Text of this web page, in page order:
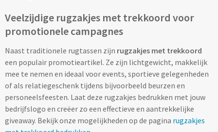
Waterkaraffen bedrukken
Alle glazen
Overige drinkwaren
Wijngeschenken bedrukken
Drinksets bedrukken
Veelzijdige rugzakjes met trekkoord voor
promotionele campagnes
Naast traditionele rugtassen zijn rugzakjes met trekkoord
een populair promotieartikel. Ze zijn lichtgewicht, makkelijk
mee te nemen en ideaal voor events, sportieve gelegenheden
of als relatiegeschenk tijdens bijvoorbeeld beurzen en
personeelsfeesten. Laat deze rugzakjes bedrukken met jouw
bedrijfslogo en creëer zo een effectieve en aantrekkelijke
giveaway. Bekijk onze mogelijkheden op de pagina rugzakjes